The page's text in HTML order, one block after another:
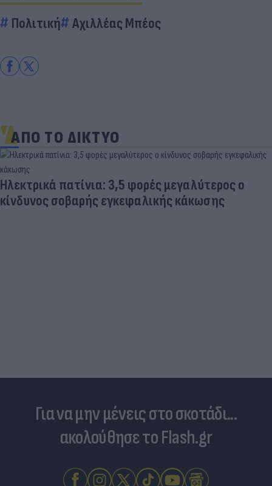
Πολιτική Αχιλλέας Μπέος
ΑΠΟ ΤΟ ΔΙΚΤΥΟ
Για να μην μένεις στο σκοτάδι...
ακολούθησε το Flash.gr